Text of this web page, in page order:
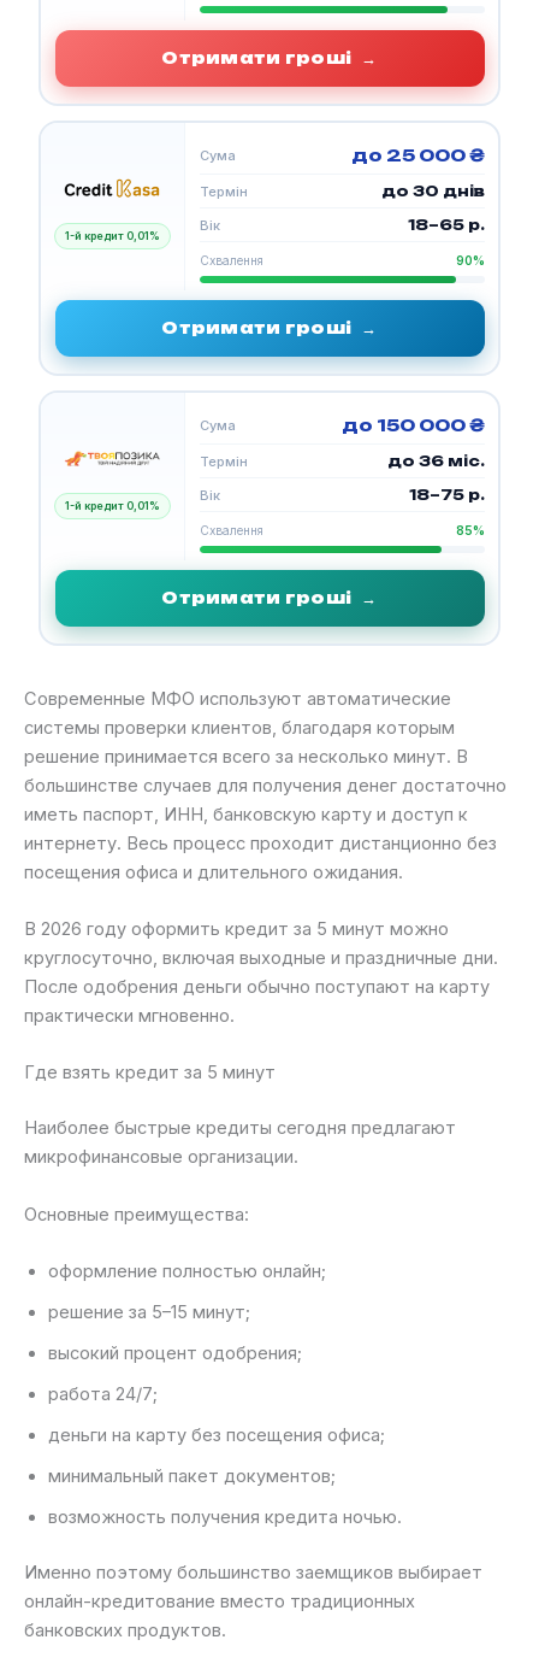
Отримати гроші →
1-й кредит 0,01%
Сума до 25 000 ₴
Термін до 30 днів
Вік 18–65 р.
Схвалення 90%
Отримати гроші →
1-й кредит 0,01%
Сума до 150 000 ₴
Термін до 36 міс.
Вік 18–75 р.
Схвалення 85%
Отримати гроші →
Современные МФО используют автоматические
системы проверки клиентов, благодаря которым
решение принимается всего за несколько минут. В
большинстве случаев для получения денег достаточно
иметь паспорт, ИНН, банковскую карту и доступ к
интернету. Весь процесс проходит дистанционно без
посещения офиса и длительного ожидания.
В 2026 году оформить кредит за 5 минут можно
круглосуточно, включая выходные и праздничные дни.
После одобрения деньги обычно поступают на карту
практически мгновенно.
Где взять кредит за 5 минут
Наиболее быстрые кредиты сегодня предлагают
микрофинансовые организации.
Основные преимущества:
оформление полностью онлайн;
решение за 5–15 минут;
высокий процент одобрения;
работа 24/7;
деньги на карту без посещения офиса;
минимальный пакет документов;
возможность получения кредита ночью.
Именно поэтому большинство заемщиков выбирает
онлайн-кредитование вместо традиционных
банковских продуктов.